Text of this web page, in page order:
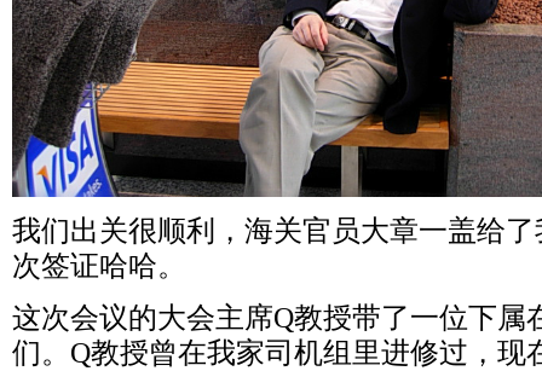
我们出关很顺利，海关官员大章一盖给
次签证哈哈。
这次会议的大会主席Q教授带了一位下属
们。 Q教授曾在我家司机组里进修过，现